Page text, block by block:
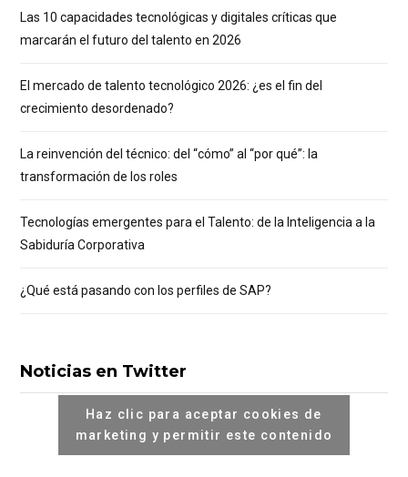
Las 10 capacidades tecnológicas y digitales críticas que
marcarán el futuro del talento en 2026
El mercado de talento tecnológico 2026: ¿es el fin del
crecimiento desordenado?
La reinvención del técnico: del “cómo” al “por qué”: la
transformación de los roles
Tecnologías emergentes para el Talento: de la Inteligencia a la
Sabiduría Corporativa
¿Qué está pasando con los perfiles de SAP?
Noticias en Twitter
Haz clic para aceptar cookies de
marketing y permitir este contenido